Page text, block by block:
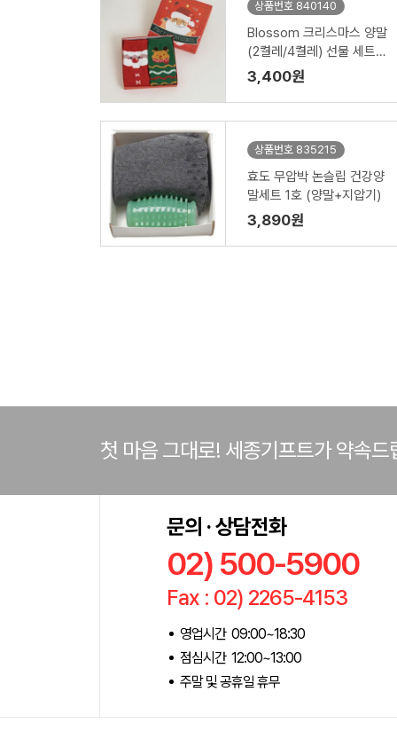
상품번호 840140
Blossom 크리스마스 양말
(2켤레/4켤레) 선물 세트
(성인용/아동용)
3,400원
상품번호 835215
효도 무압박 논슬립 건강양
말세트 1호 (양말+지압기)
3,890원
첫 마음 그대로! 세종기프트가 약속드
문의 · 상담전화
02) 500-5900
Fax : 02) 2265-4153
영업시간 09:00~18:30
점심시간 12:00~13:00
주말 및 공휴일 휴무